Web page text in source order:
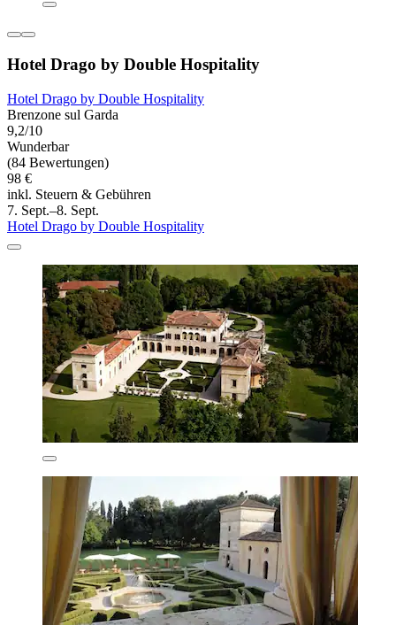
Hotel Drago by Double Hospitality
Hotel Drago by Double Hospitality
Brenzone sul Garda
9,2/10
Wunderbar
(84 Bewertungen)
98 €
inkl. Steuern & Gebühren
7. Sept.–8. Sept.
Hotel Drago by Double Hospitality